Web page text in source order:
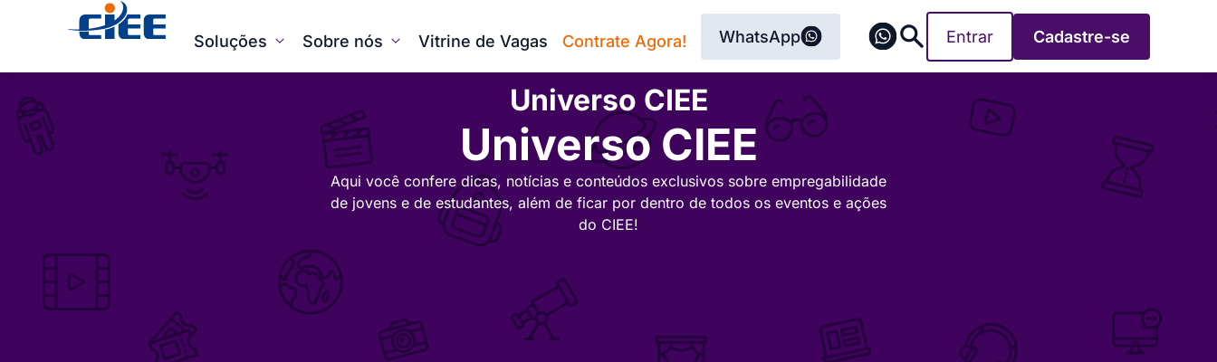
Soluções Sobre nós Vitrine de Vagas Contrate Agora! WhatsApp Entrar Cadastre-se
Universo CIEE
Universo CIEE
Aqui você confere dicas, notícias e conteúdos exclusivos sobre empregabilidade
de jovens e de estudantes, além de ficar por dentro de todos os eventos e ações
do CIEE!